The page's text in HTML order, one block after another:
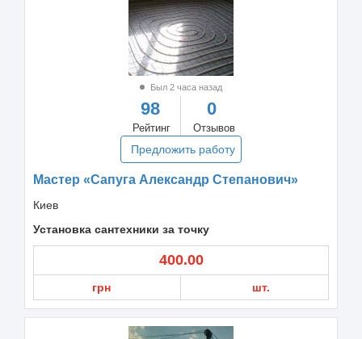
Был 2 часа назад
98
Рейтинг
0
Отзывов
Предложить работу
Мастер «Сапуга Александр Степанович»
Киев
Установка сантехники за точку
400.00
грн шт.